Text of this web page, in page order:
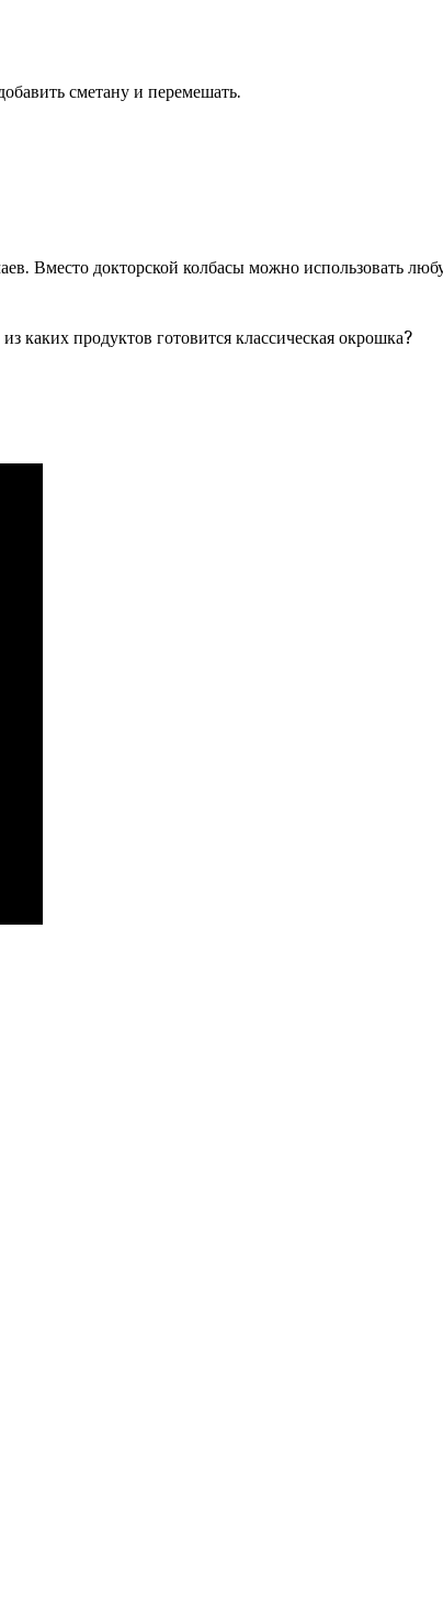
сметану и перемешать.
Вместо докторской колбасы можно использовать
каких продуктов готовится классическая окрошка?